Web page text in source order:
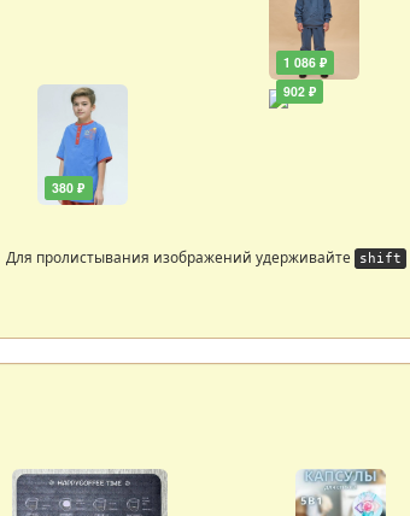
380 ₽
1 086 ₽
902 ₽
Для пролистывания изображений удерживайте shift